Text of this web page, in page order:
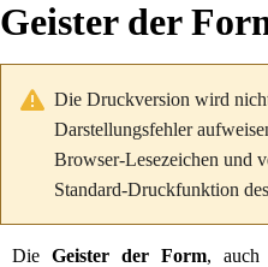
Geister der
Die Druckversion wird
Darstellungsfehler
Browser-Lesezeichen und
Standard-Druckfunktion
Die Geister der Form,